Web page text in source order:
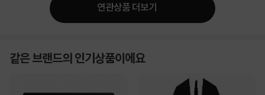
연관상품 더보기
같은 브랜드의 인기상품이에요